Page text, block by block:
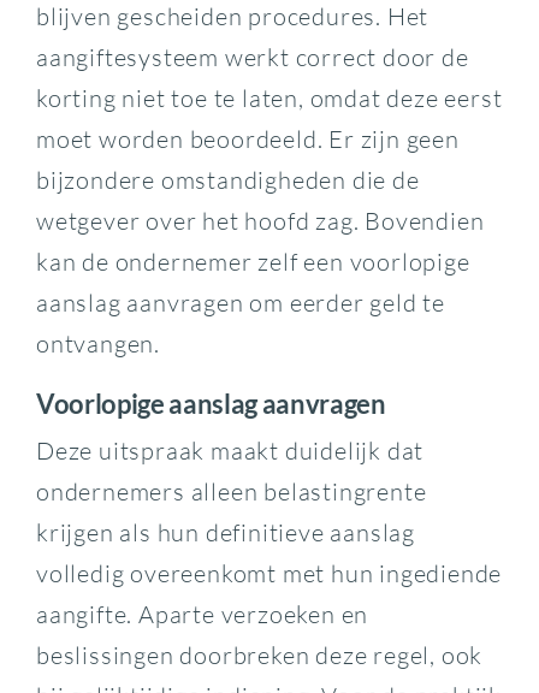
blijven gescheiden procedures. Het
aangiftesysteem werkt correct door de
korting niet toe te laten, omdat deze eerst
moet worden beoordeeld. Er zijn geen
bijzondere omstandigheden die de
wetgever over het hoofd zag. Bovendien
kan de ondernemer zelf een voorlopige
aanslag aanvragen om eerder geld te
ontvangen.
Voorlopige aanslag aanvragen
Deze uitspraak maakt duidelijk dat
ondernemers alleen belastingrente
krijgen als hun definitieve aanslag
volledig overeenkomt met hun ingediende
aangifte. Aparte verzoeken en
beslissingen doorbreken deze regel, ook